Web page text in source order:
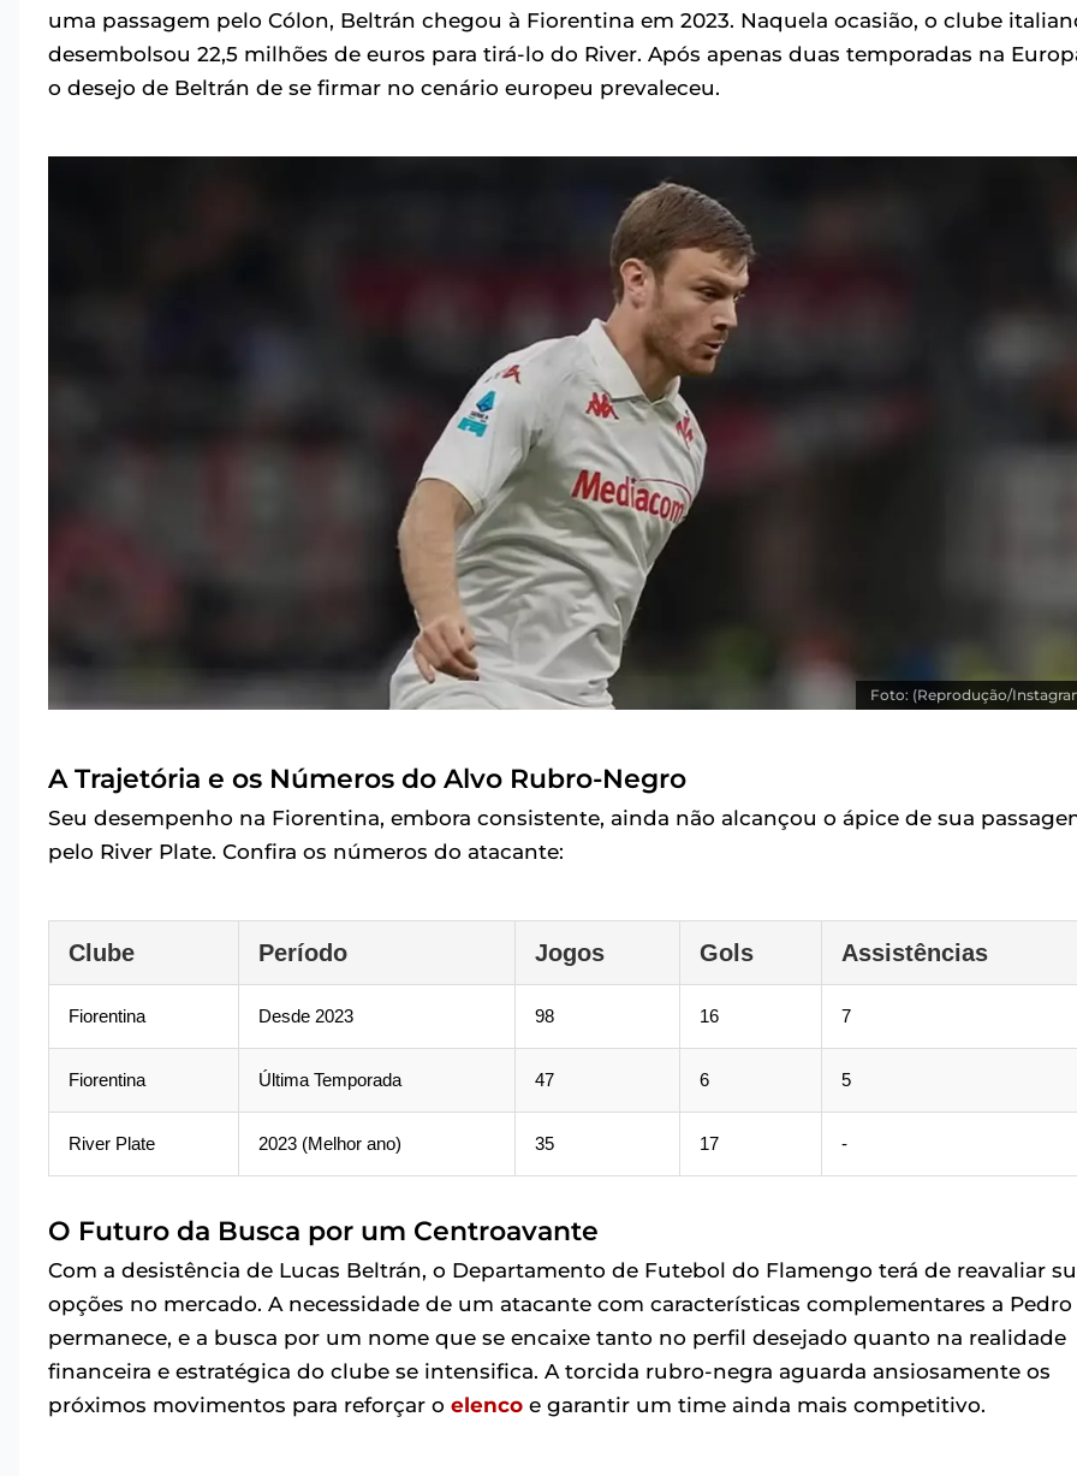
uma passagem pelo Cólon, Beltrán chegou à Fiorentina em 2023. Naquela ocasião, o clube
desembolsou 22,5 milhões de euros para tirá-lo do River. Após apenas duas temporadas na
o desejo de Beltrán de se firmar no cenário europeu prevaleceu.
Foto: (Reprodução/
A Trajetória e os Números do Alvo Rubro-Negro
Seu desempenho na Fiorentina, embora consistente, ainda não alcançou o ápice de sua
pelo River Plate. Confira os números do atacante:
Clube Período Jogos Gols Assistências
Fiorentina Desde 2023 98 16 7
Fiorentina Última Temporada 47 6 5
River Plate 2023 (Melhor ano) 35 17 -
O Futuro da Busca por um Centroavante
Com a desistência de Lucas Beltrán, o Departamento de Futebol do Flamengo terá de reavaliar
opções no mercado. A necessidade de um atacante com características complementares a Pedro
permanece, e a busca por um nome que se encaixe tanto no perfil desejado quanto na realidade
financeira e estratégica do clube se intensifica. A torcida rubro-negra aguarda ansiosamente os
próximos movimentos para reforçar o elenco e garantir um time ainda mais competitivo.